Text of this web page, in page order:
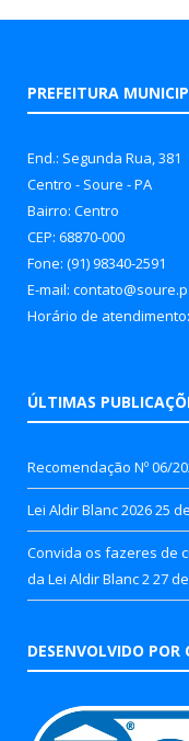
PREFEITURA
End.: Segunda Rua, 381
Centro - Soure - PA
Bairro: Centro
CEP: 68870-000
Fone: (91) 98340-2591
E-mail:
Horário de atendimento:
ÚLTIMAS
Recomendação Nº 06/
Lei Aldir Blanc 202625
Convida os fazeres de
da Lei Aldir Blanc 2 27
DESENVOLVIDO POR